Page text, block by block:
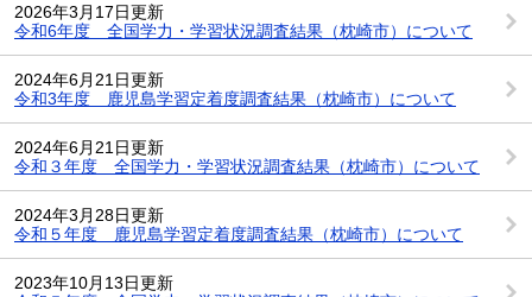
2026年3月17日更新
令和6年度 全国学力・学習状況調査結果（枕崎市）について
2024年6月21日更新
令和3年度 鹿児島学習定着度調査結果（枕崎市）について
2024年6月21日更新
令和３年度 全国学力・学習状況調査結果（枕崎市）について
2024年3月28日更新
令和５年度 鹿児島学習定着度調査結果（枕崎市）について
2023年10月13日更新